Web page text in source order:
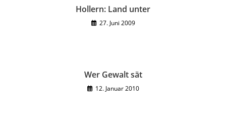
Hollern: Land unter
27. Juni 2009
Wer Gewalt sät
12. Januar 2010